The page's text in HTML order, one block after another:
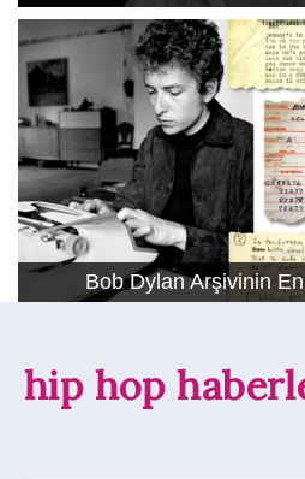
Bob Dylan Arşivinin
hip hop